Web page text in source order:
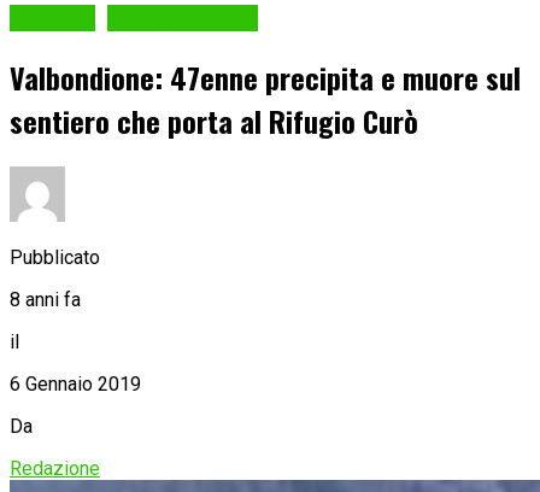
Valbondione: 47enne precipita e muore sul
sentiero che porta al Rifugio Curò
Pubblicato
8 anni fa
il
6 Gennaio 2019
Da
Redazione